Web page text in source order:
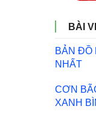
BÀI
BẢN ĐỒ
NHẤT
CƠN
XANH